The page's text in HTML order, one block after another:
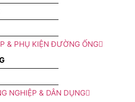
& PHỤ KIỆN ĐƯỜNG ỐNG
NGHIỆP & DÂN DỤNG